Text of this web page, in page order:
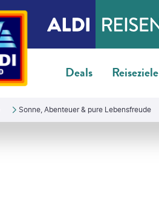
Deals Reiseziele
Sonne, Abenteuer & pure Lebensfreude